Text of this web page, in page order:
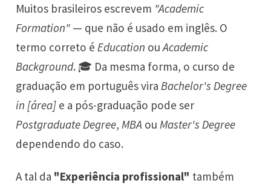
Muitos brasileiros escrevem "Academic
Formation" — que não é usado em inglês. O
termo correto é Education ouAcademic
Background. 🎓 Da mesma forma, o curso de
graduação em português vira Bachelor's Degree
in [área] e a pós-graduação pode ser
Postgraduate Degree, MBA ou Master's Degree
dependendo do caso.
A tal da "Experiência profissional" também